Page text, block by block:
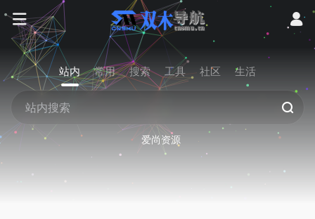
站内 常用 搜索 工具 社区 生活
爱尚资源